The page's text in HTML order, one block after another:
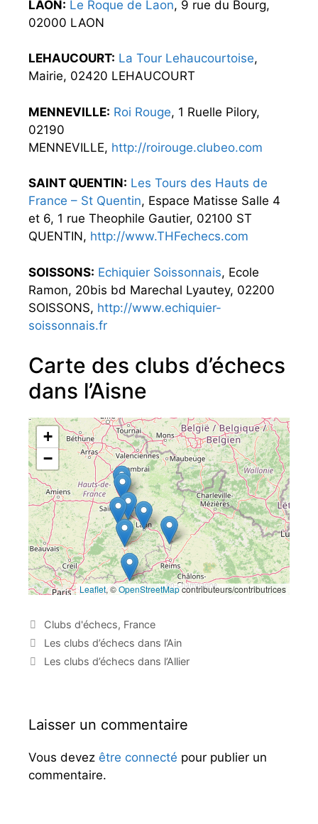
LAON: Le Roque de Laon, 9 rue du Bourg,
02000 LAON
LEHAUCOURT: La Tour Lehaucourtoise,
Mairie, 02420 LEHAUCOURT
MENNEVILLE: Roi Rouge, 1 Ruelle Pilory,
02190
MENNEVILLE, http://roirouge.clubeo.com
SAINT QUENTIN: Les Tours des Hauts de
France – St Quentin, Espace Matisse Salle 4
et 6, 1 rue Theophile Gautier, 02100 ST
QUENTIN, http://www.THFechecs.com
SOISSONS: Echiquier Soissonnais, Ecole
Ramon, 20bis bd Marechal Lyautey, 02200
SOISSONS, http://www.echiquier-
soissonnais.fr
Carte des clubs d’échecs
dans l’Aisne
+
−
Leaflet, ©OpenStreetMapcontributeurs/contributrices
C
a
é
i
s
Clubs d'échecs, France
N
a
t
o
n
Les clubs d’échecs dans l’Ain
Les clubs d’échecs dans l’Allier
Laisser un commentaire
Vous devez être connecté pour publier un
commentaire.